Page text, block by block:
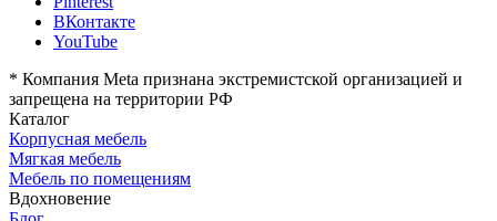
ВКонтакте
YouTube
* Компания Meta признана экстремистской организацией и
запрещена на территории РФ
Каталог
Корпусная мебель
Мягкая мебель
Мебель по помещениям
Вдохновение